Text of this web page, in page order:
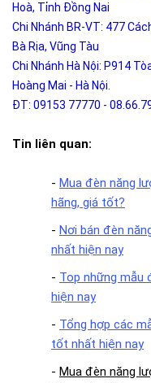
Hoà, Tỉnh Đồng Nai
Chi Nhánh BR-VT: 477
Bà Rịa, Vũng Tàu
Chi Nhánh Hà Nội: P914
Hoàng Mai - Hà Nội.
ĐT: 09153 77770 -
Tin liên quan:
- Mua đèn năng
hãng, giá tốt?
- Nơi bán đèn
nhất hiện nay
- Top những mẫu
hiện nay
- Tổng hợp các
tốt nhất hiện nay
- Mua đèn năng